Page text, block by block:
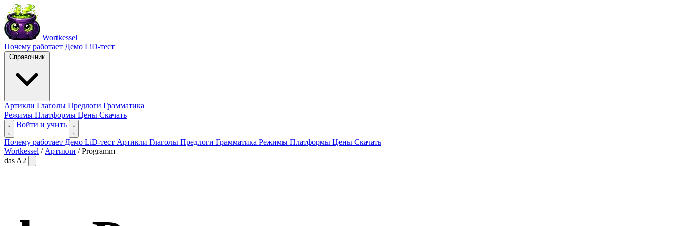
Wortkessel
Почему работает Демо LiD-тест
Справочник
Артикли Глаголы Предлоги Грамматика
Режимы Платформы Цены Скачать
Войти и учить
Почему работает Демо LiD-тест Артикли Глаголы Предлоги Грамматика Режимы Платформы Цены Скачать
Wortkessel / Артикли / Programm
das A2